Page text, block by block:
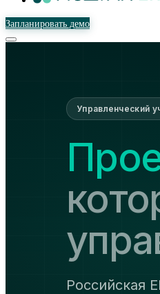
Запланировать демо
Управленческий
Российская